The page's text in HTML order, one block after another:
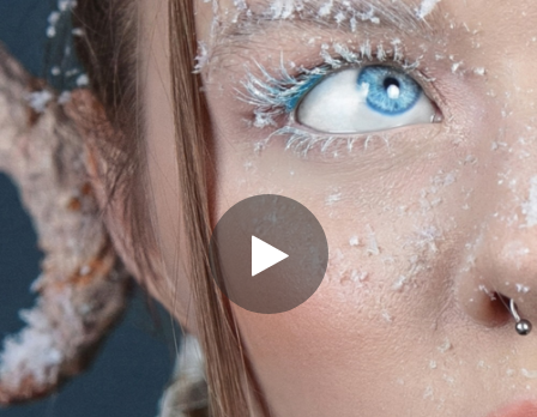
You're all set!
Я - Зима
Я - Зима
03:23